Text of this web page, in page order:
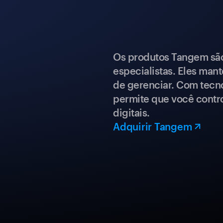
Os produtos Tangem
especialistas. Eles
de gerenciar. Com
permite que você
digitais.
Adquirir Tangem